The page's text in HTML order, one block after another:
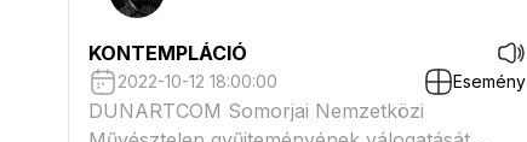
KONTEMPLÁCIÓ
2022-10-12 18:00:00 Esemény
DUNARTCOM Somorjai Nemzetközi